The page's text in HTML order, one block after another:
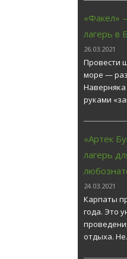
«Факел»
лагерь в
26.03.2021
Провести
море —
руками
«Артек
лагерь
24.03.2021
Карпаты
года. Это
отдыха.